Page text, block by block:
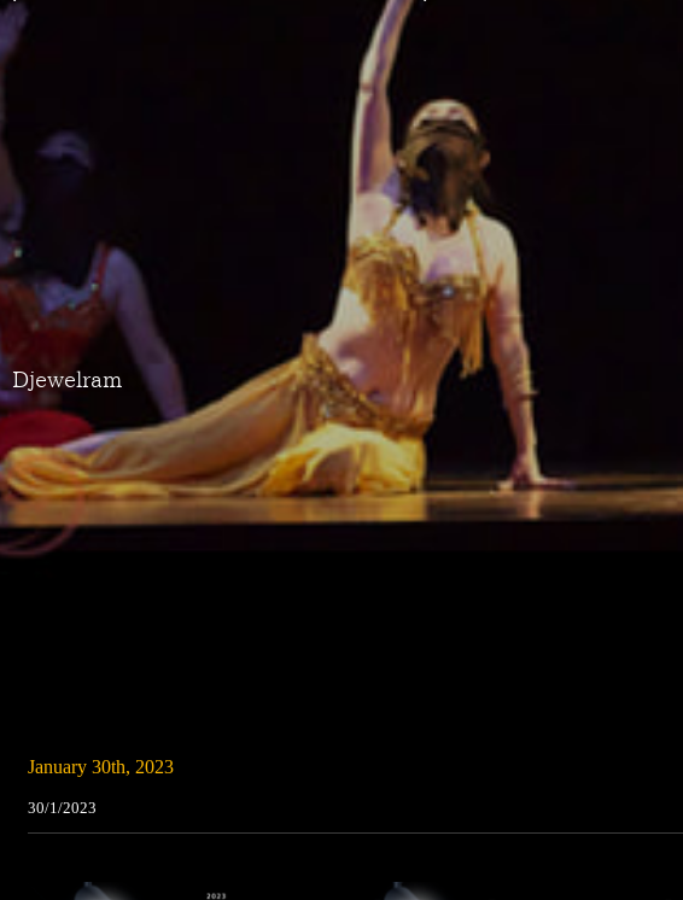
Djewelram
January 30th, 2023
30/1/2023